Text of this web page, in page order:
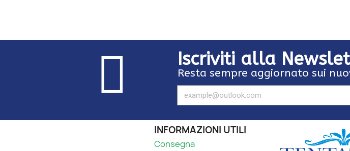
Iscriviti alla
Resta sempre aggiornato sui
INFORMAZIONI UTILI
Consegna